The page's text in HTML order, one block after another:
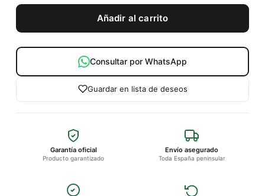
Añadir al carrito
Consultar por WhatsApp
Guardar en lista de deseos
Garantía oficial
Producto garantizado
Envío asegurado
Toda España peninsular